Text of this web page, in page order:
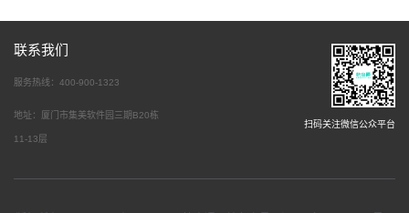
联系我们
服务热线：400-900-1323
地址：厦门市集美软件园三期B20栋
11-13层
扫码关注微信公众平台